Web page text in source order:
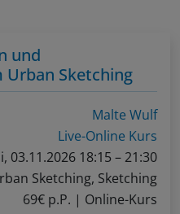
und
Urban Sketching
Malte Wulf
Live-Online Kurs
03.11.2026 18:15 – 21:30
Sketching, Sketching
69€ p.P. | Online-Kurs